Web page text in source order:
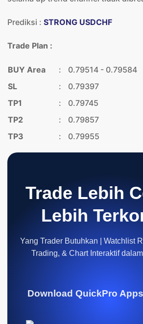
Prediksi : STRONG USDCHF
Trade Plan :
BUY Area :
0.79514 - 0.79584
SL
:
0.79397
TP1
:
0.79745
TP2
:
0.79857
TP3
: 0.79955
Trade Lebih
Lebih
Yang Trader Butuhkan | Watchlist
Trading, & Chart Interaktif
Download QuickPro